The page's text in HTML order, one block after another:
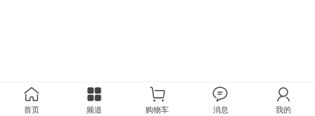
首页 频道 购物车 消息 我的